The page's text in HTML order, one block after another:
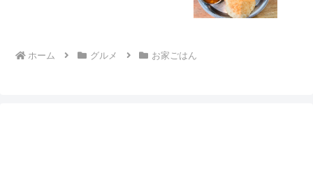
ホーム グルメ お家ごはん